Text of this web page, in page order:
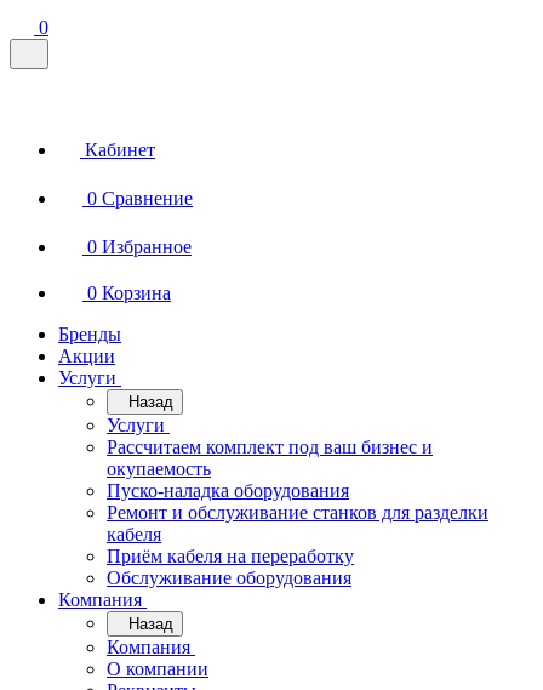
0
Кабинет
0 Сравнение
0 Избранное
0 Корзина
Бренды
Акции
Услуги
Назад
Услуги
Рассчитаем комплект под ваш бизнес и
окупаемость
Пуско-наладка оборудования
Ремонт и обслуживание станков для разделки
кабеля
Приём кабеля на переработку
Обслуживание оборудования
Компания
Назад
Компания
О компании